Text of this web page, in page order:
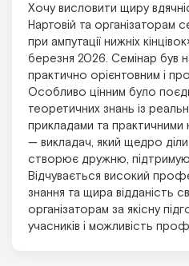
Хочу висловити щиру
Нартовій та організаторам
при ампутації нижніх
березня 2026. Семінар був
практично орієнтовним і
Особливо цінним було
теоретичних знань із
прикладами та практичними
— викладач, який щедро
створює дружню,
Відчувається високий
знання та щира відданість
організаторам за якісну
учасників і можливість